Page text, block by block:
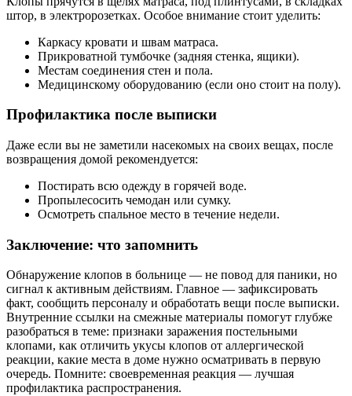
штор, в электророзетках. Особое внимание стоит уделить:
Каркасу кровати и швам матраса.
Прикроватной тумбочке (задняя стенка, ящики).
Местам соединения стен и пола.
Медицинскому оборудованию (если оно стоит на полу).
Профилактика после выписки
Даже если вы не заметили насекомых на своих вещах, после
возвращения домой рекомендуется:
Постирать всю одежду в горячей воде.
Пропылесосить чемодан или сумку.
Осмотреть спальное место в течение недели.
Заключение: что запомнить
Обнаружение клопов в больнице — не повод для паники, но
сигнал к активным действиям. Главное — зафиксировать
факт, сообщить персоналу и обработать вещи после выписки.
Внутренние ссылки на смежные материалы помогут глубже
разобраться в теме: признаки заражения постельными
клопами, как отличить укусы клопов от аллергической
реакции, какие места в доме нужно осматривать в первую
очередь. Помните: своевременная реакция — лучшая
профилактика распространения.